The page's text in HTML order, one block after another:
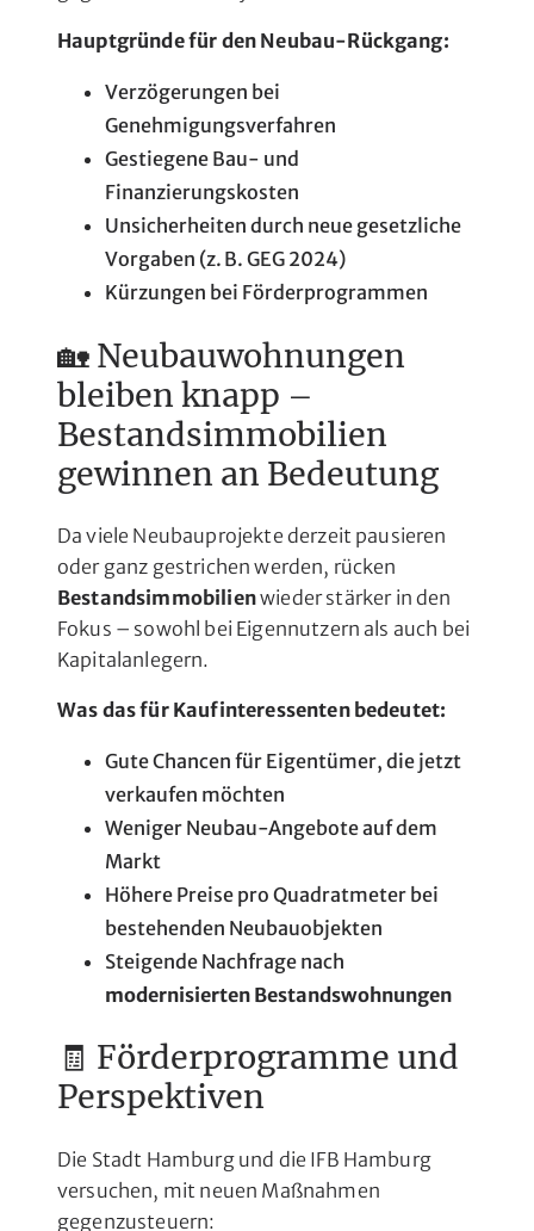
Hauptgründe für den Neubau-Rückgang:
Verzögerungen bei
Genehmigungsverfahren
Gestiegene Bau- und
Finanzierungskosten
Unsicherheiten durch neue gesetzliche
Vorgaben (z. B. GEG 2024)
Kürzungen bei Förderprogrammen
🏡 Neubauwohnungen
bleiben knapp –
Bestandsimmobilien
gewinnen an Bedeutung
Da viele Neubauprojekte derzeit pausieren
oder ganz gestrichen werden, rücken
Bestandsimmobilienwieder stärker in den
Fokus – sowohl bei Eigennutzern als auch bei
Kapitalanlegern.
Was das für Kaufinteressenten bedeutet:
Gute Chancen für Eigentümer, die jetzt
verkaufen möchten
Weniger Neubau-Angebote auf dem
Markt
Höhere Preise pro Quadratmeter bei
bestehenden Neubauobjekten
Steigende Nachfrage nach
modernisierten Bestandswohnungen
🧾 Förderprogramme und
Perspektiven
Die Stadt Hamburg und die IFB Hamburg
versuchen, mit neuen Maßnahmen
gegenzusteuern: